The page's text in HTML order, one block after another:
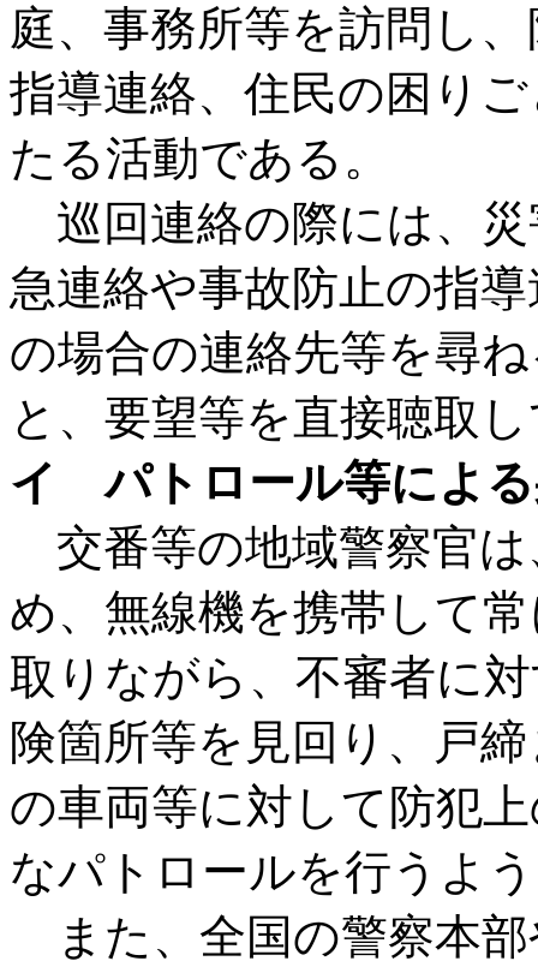
庭、事務所等を訪問し
指導連絡、住民の困り
たる活動である。
巡回連絡の際には、
急連絡や事故防止の指
の場合の連絡先等を尋
と、要望等を直接聴取
イ パトロール等による
交番等の地域警察官は
め、無線機を携帯して
取りながら、不審者に
険箇所等を見回り、戸
の車両等に対して防犯
なパトロールを行うよ
また、全国の警察本部